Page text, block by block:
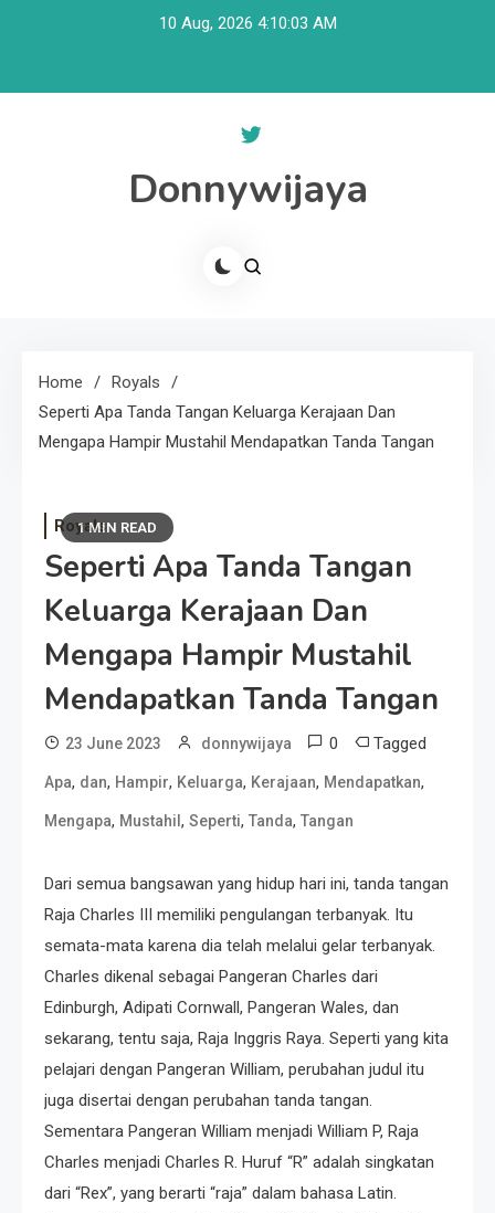
10 Aug, 2026 4:10:03 AM
Donnywijaya
Home
Royals
Seperti Apa Tanda Tangan Keluarga Kerajaan Dan
Mengapa Hampir Mustahil Mendapatkan Tanda Tangan
1 MIN READ
Royals
Seperti Apa Tanda Tangan
Keluarga Kerajaan Dan
Mengapa Hampir Mustahil
Mendapatkan Tanda Tangan
23 June 2023 donnywijaya 0 Tagged
Apa, dan, Hampir, Keluarga, Kerajaan, Mendapatkan,
Mengapa, Mustahil , Seperti, Tanda, Tangan
Dari semua bangsawan yang hidup hari ini, tanda tangan
Raja Charles III memiliki pengulangan terbanyak. Itu
semata-mata karena dia telah melalui gelar terbanyak.
Charles dikenal sebagai Pangeran Charles dari
Edinburgh, Adipati Cornwall, Pangeran Wales, dan
sekarang, tentu saja, Raja Inggris Raya. Seperti yang kita
pelajari dengan Pangeran William, perubahan judul itu
juga disertai dengan perubahan tanda tangan.
Sementara Pangeran William menjadi William P, Raja
Charles menjadi Charles R. Huruf “R” adalah singkatan
dari “Rex”, yang berarti “raja” dalam bahasa Latin.